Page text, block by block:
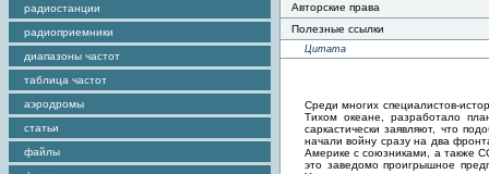
радиостанции
радиоприемники
диапазоны частот
таблица частот
аэродромы
статьи
файлы
Авторские права
Полезные ссылки
Цитата
Среди многих специалистов-
Тихом океане, разработало
саркастически заявляют, что
начали войну сразу на два
Америке с союзниками, а также
это заведомо проигрышное